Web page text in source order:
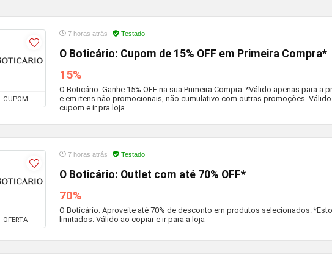
CUPOM
7 horas atrás Testado
O Boticário: Cupom de 15% OFF em Primeira Compra*
15%
O Boticário: Ganhe 15% OFF na sua Primeira Compra. *Válido apenas para a
e em itens não promocionais, não cumulativo com outras promoções.
cupom e ir pra loja. ...
OFERTA
7 horas atrás Testado
O Boticário: Outlet com até 70% OFF*
70%
O Boticário: Aproveite até 70% de desconto em produtos selecionados.
limitados. Válido ao copiar e ir para a loja